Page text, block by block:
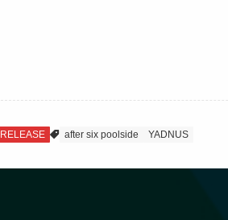
RELEASE after six poolside YADNUS